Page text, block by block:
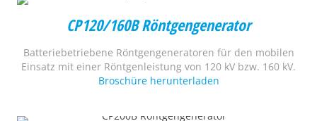
CP120/160B Röntgengenerator
Batteriebetriebene Röntgengeneratoren für den mobilen
Einsatz mit einer Röntgenleistung von 120 kV bzw. 160 kV.
Broschüre herunterladen